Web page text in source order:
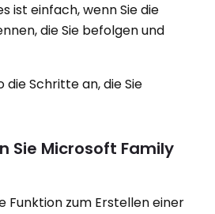
ist einfach, wenn Sie die
die Sie befolgen und
die Schritte an, die Sie
Sie Microsoft Family
Funktion zum Erstellen einer